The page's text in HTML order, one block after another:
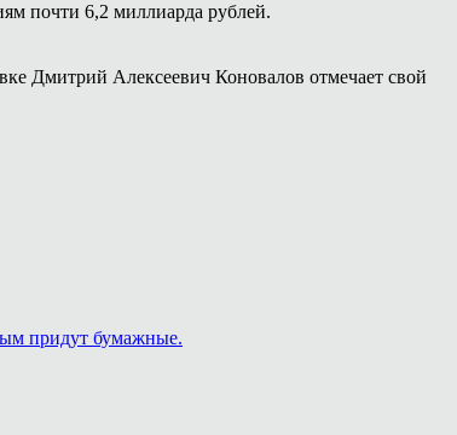
почти 6,2 миллиарда рублей.
Дмитрий Алексеевич Коновалов отмечает свой
придут бумажные.